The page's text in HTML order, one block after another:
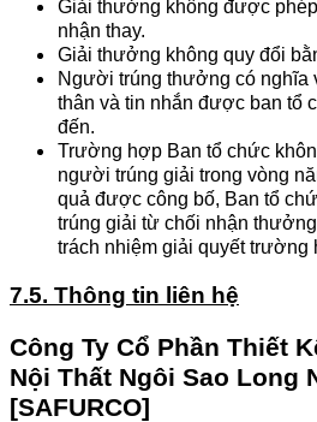
Giải thưởng không được
nhận thay.
Giải thưởng không quy đổi
Người trúng thưởng có nghĩa
thân và tin nhắn được ban tổ
đến.
Trường hợp Ban tổ chức
người trúng giải trong vòng
quả được công bố, Ban tổ
trúng giải từ chối nhận
trách nhiệm giải quyết trường
7.5. Thông tin liên hệ
Công Ty Cổ Phần Thiết
Nội Thất Ngôi Sao Long
[SAFURCO]